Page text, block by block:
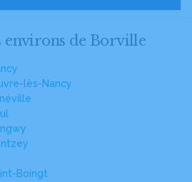
environs de Borville
lès-Nancy
Boingt